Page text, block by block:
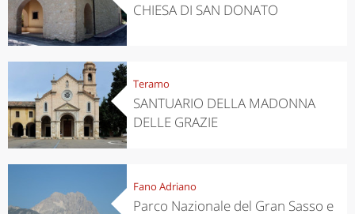
CHIESA DI SAN DONATO
Teramo
SANTUARIO DELLA MADONNA
DELLE GRAZIE
Fano Adriano
Parco Nazionale del Gran Sasso e